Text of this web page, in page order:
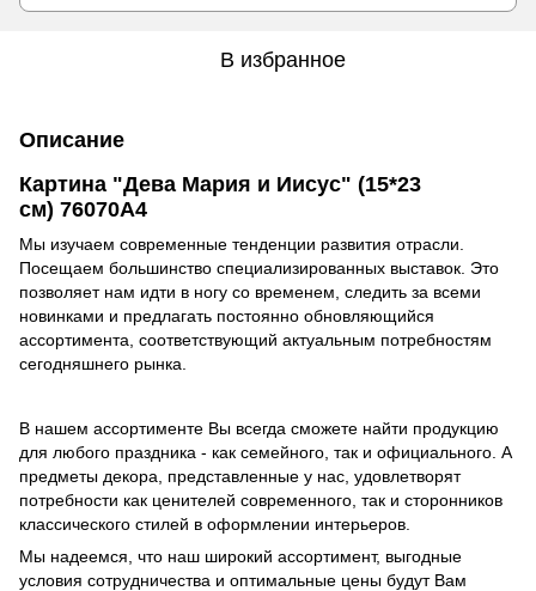
В избранное
Описание
Картина "Дева Мария и Иисус" (15*23
см) 76070A4
Мы изучаем современные тенденции развития отрасли.
Посещаем большинство специализированных выставок. Это
позволяет нам идти в ногу со временем, следить за всеми
новинками и предлагать постоянно обновляющийся
ассортимента, соответствующий актуальным потребностям
сегодняшнего рынка.
В нашем ассортименте Вы всегда сможете найти продукцию
для любого праздника - как семейного, так и официального. А
предметы декора, представленные у нас, удовлетворят
потребности как ценителей современного, так и сторонников
классического стилей в оформлении интерьеров.
Мы надеемся, что наш широкий ассортимент, выгодные
условия сотрудничества и оптимальные цены будут Вам